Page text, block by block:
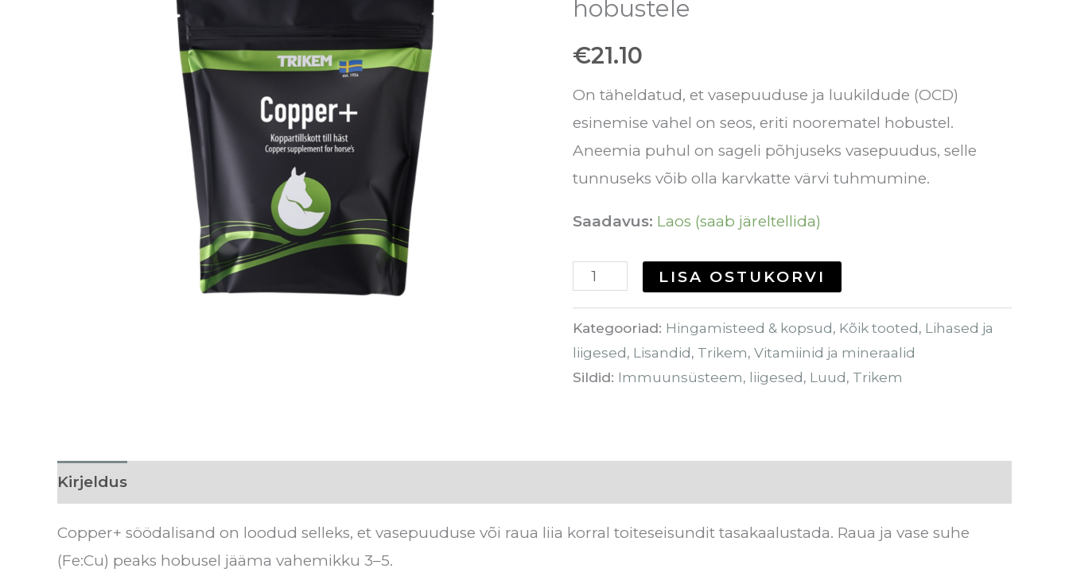
hobustele
€21.10
On täheldatud, et vasepuuduse ja luukildude (OCD)
esinemise vahel on seos, eriti noorematel hobustel.
Aneemia puhul on sageli põhjuseks vasepuudus, selle
tunnuseks võib olla karvkatte värvi tuhmumine.
Saadavus: Laos (saab järeltellida)
hobustele
LISA OSTUKORVI
Kategooriad: Hingamisteed & kopsud, Kõik tooted, Lihased ja
liigesed, Lisandid, Trikem, Vitamiinid ja mineraalid
Sildid: Immuunsüsteem, liigesed, Luud, Trikem
Kirjeldus
Copper+ söödalisand on loodud selleks, et vasepuuduse või raua liia korral toiteseisundit tasakaalustada. Raua ja vase suhe
(Fe:Cu) peaks hobusel jääma vahemikku 3–5.